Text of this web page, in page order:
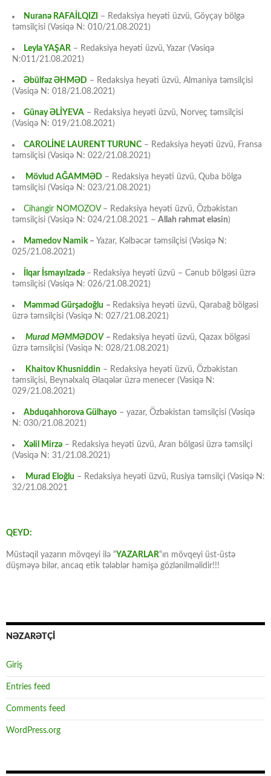
Nuranə RAFAİLQIZI
– Redaksiya heyəti üzvü, Göyçay bölgə
təmsilçisi (Vəsiqə N: 010/21.08.2021)
Leyla YAŞAR – Redaksiya heyəti üzvü, Yazar (Vəsiqə
N:011/21.08.2021)
Əbülfəz ƏHMƏD – Redaksiya heyəti üzvü, Almaniya təmsilçisi
(Vəsiqə N: 018/21.08.2021)
Günay ƏLİYEVA – Redaksiya heyəti üzvü, Norveç təmsilçisi
(Vəsiqə N: 019/21.08.2021)
CAROLİNE LAURENT TURUNC – Redaksiya heyəti üzvü, Fransa
təmsilçisi (Vəsiqə N: 022/21.08.2021)
Mövlud AĞAMMƏD – Redaksiya heyəti üzvü, Quba bölgə
təmsilçisi (Vəsiqə N: 023/21.08.2021)
Cihangir NOMOZOV– Redaksiya heyəti üzvü, Özbəkistan
təmsilçisi (Vəsiqə N: 024/21.08.2021 – Allah rəhmət eləsin)
Mamedov Namik– Yazar, Kəlbəcər təmsilçisi (Vəsiqə N:
025/21.08.2021)
İlqar İsmayılzadə – Redaksiya heyəti üzvü – Cənub bölgəsi üzrə
təmsilçisi (Vəsiqə N: 026/21.08.2021)
Məmməd Gürşadoğlu – Redaksiya heyəti üzvü, Qarabağ bölgəsi
üzrə təmsilçisi (Vəsiqə N: 027/21.08.2021)
Murad MƏMMƏDOV – Redaksiya heyəti üzvü, Qazax bölgəsi
üzrə təmsilçisi (Vəsiqə N: 028/21.08.2021)
Khaitov Khusniddin – Redaksiya heyəti üzvü, Özbəkistan
təmsilçisi, Beynəlxalq Əlaqələr üzrə menecer (Vəsiqə N:
029/21.08.2021)
Abduqahhorova Gülhayo – yazar, Özbəkistan təmsilçisi (Vəsiqə
N: 030/21.08.2021)
Xəlil Mirzə – Redaksiya heyəti üzvü, Aran bölgəsi üzrə təmsilçi
(Vəsiqə N: 31/21.08.2021)
Murad Eloğlu – Redaksiya heyəti üzvü, Rusiya təmsilçi (Vəsiqə N:
32/21.08.2021
QEYD:
Müstəqil yazarın mövqeyi ilə “YAZARLAR“ın mövqeyi üst-üstə
düşməyə bilər, ancaq etik tələblər həmişə gözlənilməlidir!!!
NƏZARƏTÇİ
Giriş
Entries feed
Comments feed
WordPress.org